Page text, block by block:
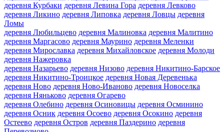
деревня Курбаки деревня Левина Гора деревня Левково
деревня Ликино деревня Липовка деревня Ловцы деревня
Ломы
деревня Любильцево деревня Малиновка деревня Малитино
деревня Маргасово деревня Маурино деревня Меленки
деревня Мирославка деревня Михайловское деревня Молоди
деревня Нажеровка
деревня Назарьево деревня Низово деревня Никитино-Барское
деревня Никитино-Троицкое деревня Новая Деревенька
деревня Ново деревня Ново-Иваново деревня Новоселка
деревня Няньково деревня Огарево
деревня Олебино деревня Осиновицы деревня Осминино
деревня Осник деревня Осоево деревня Осокино деревня
Остеево деревня Остров деревня Паздерино деревня